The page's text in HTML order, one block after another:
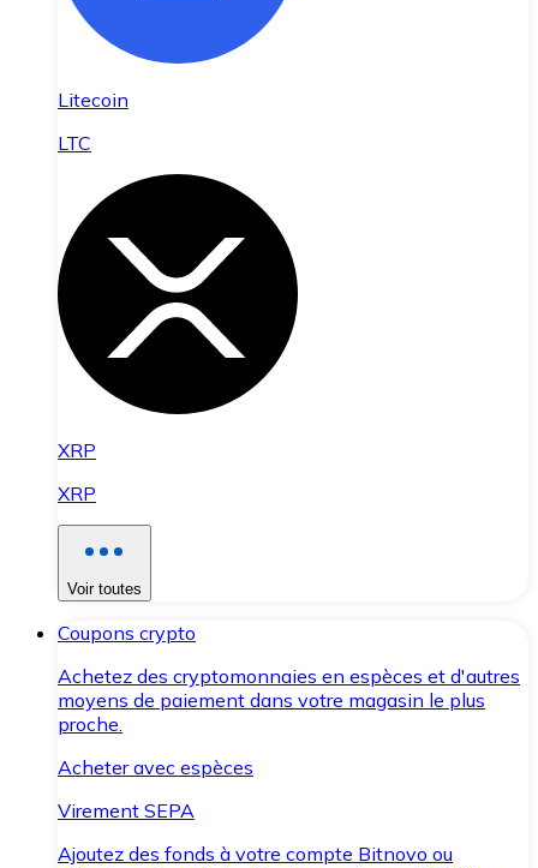
Litecoin
LTC
XRP
XRP
Voir toutes
Coupons crypto
Achetez des cryptomonnaies en espèces et d'autres
moyens de paiement dans votre magasin le plus
proche.
Acheter avec espèces
Virement SEPA
Ajoutez des fonds à votre compte Bitnovo ou